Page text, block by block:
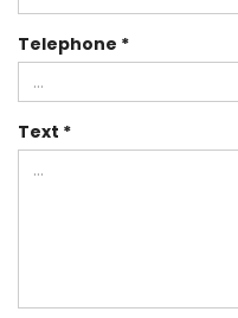
Telephone *
Text *